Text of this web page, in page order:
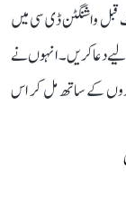
واشنگٹن ڈی سی میں
دعا کریں۔ انہوں نے
کے ساتھ مل کر اس